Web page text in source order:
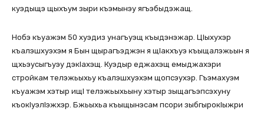
куэдыщэ щыхъум зыри къэмынэу ягъэбыдэжащ.
Нобэ къуажэм 50 хуэдиз унагъуэщ къыдэнэжар. Цlыхухэр
къалэшхуэхэм я Бын щырагъэджэн я щlакхъуэ къыщалэжьын я
щхьэусыгъуэу дэкlахэщ. Куэдыр еджахэщ емыджахэри
стройкам телэжьыхьу къалэшхуэхэм щопсэухэр. Гъэмахуэм
къуажэм хэтыр ищl телэжьыхьыну хэтыр зыщагъэпсэхуну
къокlуэлlэжхэр. Бжьыхьа къыщынэсам псори зыбгырокlыжри